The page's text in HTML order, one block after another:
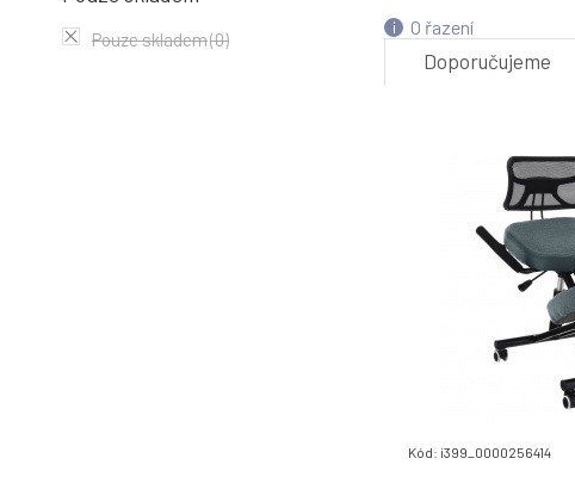
Pouze skladem(0)
O řazení
Doporučujeme
Kód: i399_0000256414